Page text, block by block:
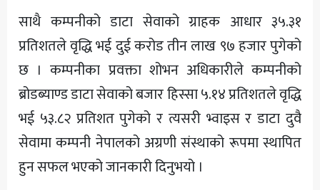
साथै कम्पनीको डाटा सेवाको ग्राहक आधार ३५.३१
प्रतिशतले वृद्धि भई दुई करोड तीन लाख ९७ हजार पुगेको
छ । कम्पनीका प्रवक्ता शोभन अधिकारीले कम्पनीको
ब्रोडब्याण्ड डाटा सेवाको बजार हिस्सा ५.१४ प्रतिशतले वृद्धि
भई ५३.८२ प्रतिशत पुगेको र त्यसरी भ्वाइस र डाटा दुवै
सेवामा कम्पनी नेपालको अग्रणी संस्थाको रूपमा स्थापित
हुन सफल भएको जानकारी दिनुभयो ।